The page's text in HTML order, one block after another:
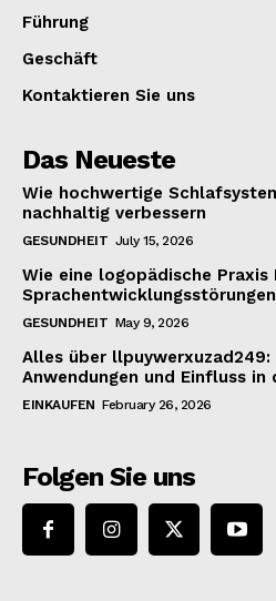
Führung
Geschäft
Kontaktieren Sie uns
Das Neueste
Wie hochwertige
nachhaltig verbessern
GESUNDHEIT July 15, 2026
Wie eine logopädische Praxis
GESUNDHEIT May 9, 2026
Alles über llpuywerxuzad249:
Anwendungen und Einfluss in
EINKAUFEN February 26, 2026
Folgen Sie uns